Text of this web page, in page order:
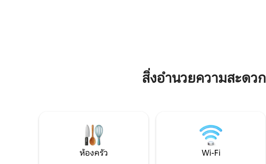
ไมโครเวฟกาต้มน้ำเครื่องปิ้งขนมปังและตู้
เย็นขนาดใหญ่เต็มรูปแบบ ผู้เข้าพักจะได้รับ
การต้อนรับด้วยชีสบิสกิตไวน์แดงขาวและ
โลชั่นอาบน้ำและสบู่ สำหรับผู้ที่อาจลืม
สิ่งของจำเป็นบางอย่างมีน้ำยาบ้วนปาก
แปรงสีฟันหมวกอาบน้ำชุดเดินทาง (พร้อม
อุปกรณ์เย็บผ้า) และแม้แต่ชุดโกนหนวด
ที่ยังคงมีหมอกควัน พิธีก
อ่างอาบน้ำกลางแจ้งสุด
สิ่งอำนวยความสะด
ห้องครัว Wi-Fi